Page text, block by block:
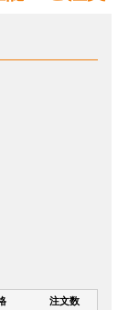
注文数